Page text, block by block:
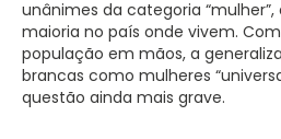
unânimes da categoria
maioria no país onde vivem.
população em mãos, a
brancas como mulheres
questão ainda mais grave.